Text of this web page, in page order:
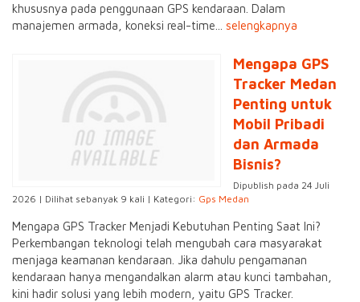
khususnya pada penggunaan GPS kendaraan. Dalam
manajemen armada, koneksi real-time... selengkapnya
Mengapa GPS
Tracker Medan
Penting untuk
Mobil Pribadi
dan Armada
Bisnis?
Dipublish pada 24 Juli
2026 | Dilihat sebanyak 9 kali | Kategori: Gps Medan
Mengapa GPS Tracker Menjadi Kebutuhan Penting Saat Ini?
Perkembangan teknologi telah mengubah cara masyarakat
menjaga keamanan kendaraan. Jika dahulu pengamanan
kendaraan hanya mengandalkan alarm atau kunci tambahan,
kini hadir solusi yang lebih modern, yaitu GPS Tracker.